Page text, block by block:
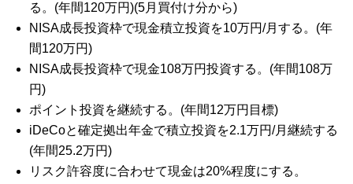
る。(年間120万円)(5月買付け分から)
NISA成長投資枠で現金積立投資を10万円/月する。(年
間120万円)
NISA成長投資枠で現金108万円投資する。(年間108万
円)
ポイント投資を継続する。(年間12万円目標)
iDeCoと確定拠出年金で積立投資を2.1万円/月継続する
(年間25.2万円)
リスク許容度に合わせて現金は20%程度にする。